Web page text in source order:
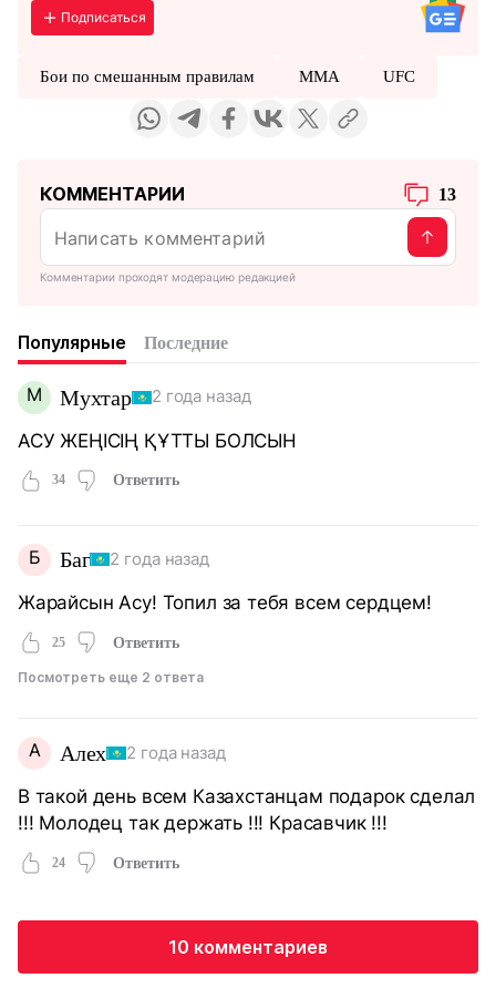
Подписаться
Бои по смешанным правилам ММА UFC
КОММЕНТАРИИ 13
Комментарии проходят модерацию редакцией
Популярные Последние
М Мухтар 2 года назад
АСУ ЖЕҢІСІҢ ҚҰТТЫ БОЛСЫН
34 Ответить
Б Баг 2 года назад
Жарайсын Асу! Топил за тебя всем сердцем!
25 Ответить
Посмотреть еще 2 ответа
А Алех 2 года назад
В такой день всем Казахстанцам подарок сделал
!!! Молодец так держать !!! Красавчик !!!
24 Ответить
10 комментариев